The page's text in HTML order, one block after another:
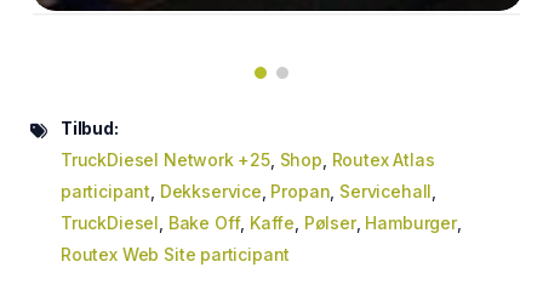
Tilbud:
TruckDiesel Network +25, Shop Routex Atlas
participant Dekkservice Propan Servicehall
TruckDiesel Bake Off, Kaffe Pølser, Hamburger,
Routex Web Site participant